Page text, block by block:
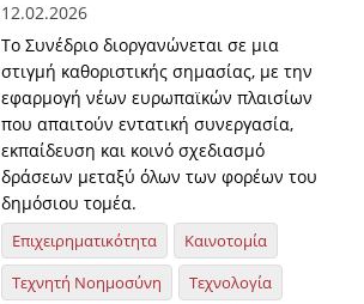
12.02.2026
Το Συνέδριο διοργανώνεται σε μια
στιγμή καθοριστικής σημασίας, με την
εφαρμογή νέων ευρωπαϊκών πλαισίων
που απαιτούν εντατική συνεργασία,
εκπαίδευση και κοινό σχεδιασμό
δράσεων μεταξύ όλων των φορέων του
δημόσιου τομέα.
Επιχειρηματικότητα
Καινοτομία
Τεχνητή Νοημοσύνη
Τεχνολογία